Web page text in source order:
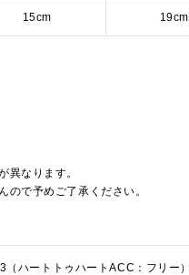
15cm 19cm
異なります。
ので予めご了承ください。
（ハートトゥハートACC：フリー）